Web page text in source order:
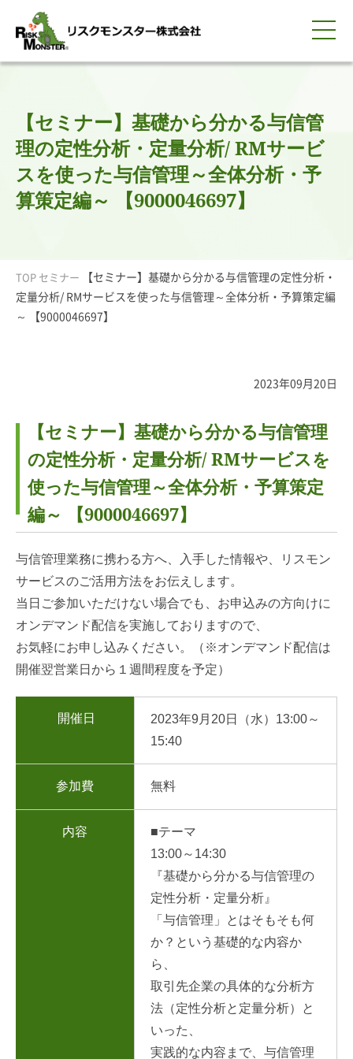
0120-259-440
資料請求
会員ログイン
簡体中文
ENGLISH
【セミナー】基礎から分かる与信管
理の定性分析・定量分析/ RMサービ
スを使った与信管理～全体分析・予
算策定編～ 【9000046697】
TOP セミナー
【セミナー】基礎から分かる与信管理の定性分析・
定量分析/ RMサービスを使った与信管理～全体分析・予算策定編
～ 【9000046697】
2023年09月20日
【セミナー】基礎から分かる与信管理
の定性分析・定量分析/ RMサービスを
使った与信管理～全体分析・予算策定
編～ 【9000046697】
与信管理業務に携わる方へ、入手した情報や、リスモン
サービスのご活用方法をお伝えします。
当日ご参加いただけない場合でも、お申込みの方向けに
オンデマンド配信を実施しておりますので、
お気軽にお申し込みください。（※オンデマンド配信は
開催翌営業日から１週間程度を予定）
開催日
2023年9月20日（水）13:00～
15:40
参加費 無料
内容
■テーマ
13:00～14:30
『基礎から分かる与信管理の
定性分析・定量分析』
「与信管理」とはそもそも何
か？という基礎的な内容か
ら、
取引先企業の具体的な分析方
法（定性分析と定量分析）と
いった、
実践的な内容まで、与信管理